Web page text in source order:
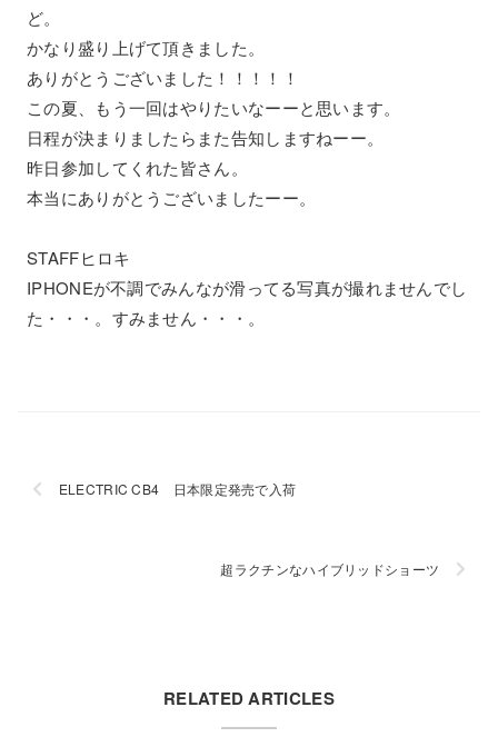
ど。
かなり盛り上げて頂きました。
ありがとうございました！！！！！
この夏、もう一回はやりたいなーーと思います。
日程が決まりましたらまた告知しますねーー。
昨日参加してくれた皆さん。
本当にありがとうございましたーー。
STAFFヒロキ
IPHONEが不調でみんなが滑ってる写真が撮れませんでし
た・・・。すみません・・・。
ELECTRIC CB4 日本限定発売で入荷
超ラクチンなハイブリッドショーツ
RELATED ARTICLES